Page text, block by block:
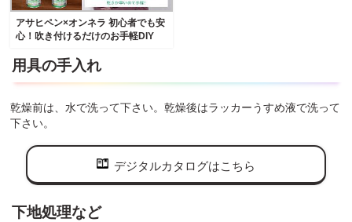
アサヒペン×オンネラ 初心者でも安
心！吹き付けるだけのお手軽DIY
用具の手入れ
乾燥前は、水で洗って下さい。乾燥後はラッカーうすめ液で洗って
下さい。
デジタルカタログはこちら
下地処理など